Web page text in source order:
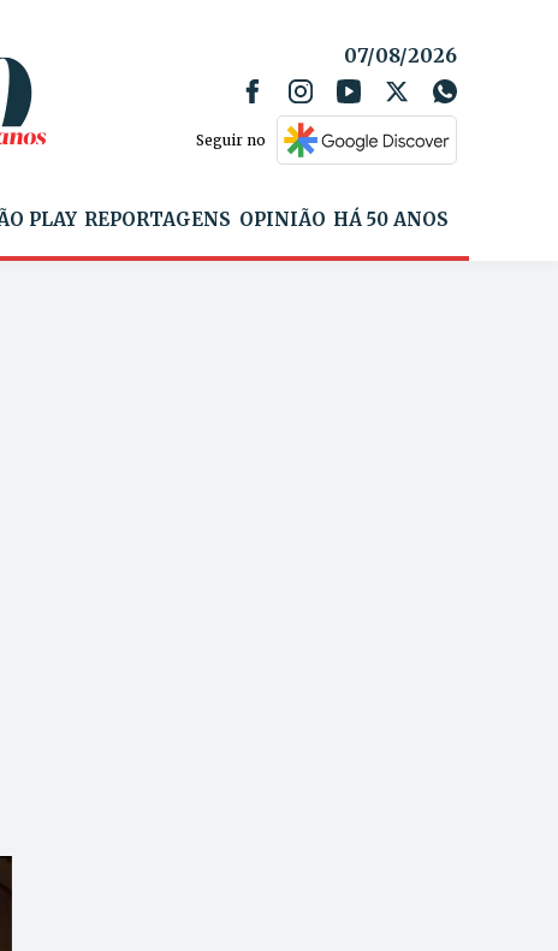
07/08/2026
Seguir no
PLAY REPORTAGENS OPINIÃO HÁ 50 ANOS